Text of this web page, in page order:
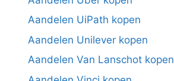
Aandelen UiPath kopen
Aandelen Unilever kopen
Aandelen Van Lanschot kopen